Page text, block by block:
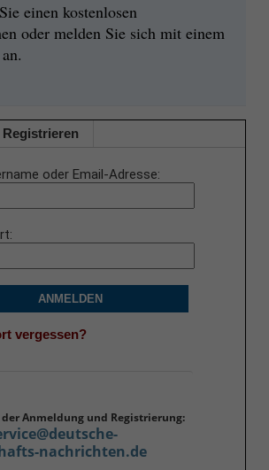
einen kostenlosen
oder melden Sie sich mit einem
Registrieren
oder Email-Adresse
ANMELDEN
vergessen?
Anmeldung und Registrierung:
nachrichten.de